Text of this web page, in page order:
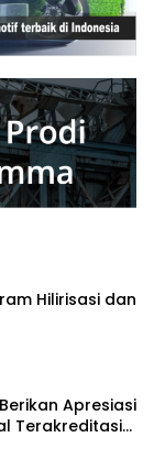
Hilirisasi dan
Apresiasi
Terakreditasi